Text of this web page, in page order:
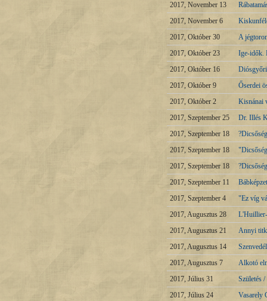
2017, November 13
2017, November 6
2017, Október 30
A
2017, Október 23
Ige-idők.
2017, Október 16
2017, Október 9
Őserdei
2017, Október 2
Kisnánai
2017, Szeptember 25
Dr. Illés
2017, Szeptember 18
2017, Szeptember 18
2017, Szeptember 18
2017, Szeptember 11
2017, Szeptember 4
"Ez víg
2017, Augusztus 28
2017, Augusztus 21
Annyi
2017, Augusztus 14
2017, Augusztus 7
Alkotó
2017, Július 31
Születés
2017, Július 24
Vasarely